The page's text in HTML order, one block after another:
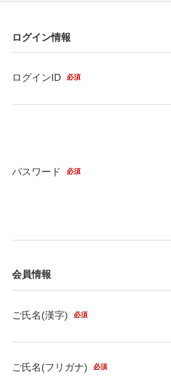
ログイン情報
ログインID 必須
パスワード 必須
会員情報
ご氏名(漢字) 必須
ご氏名(フリガナ) 必須